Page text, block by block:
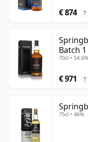
€ 874 ?
Batch
70cl • 54.6%
€ 971 ?
75cl • 46%